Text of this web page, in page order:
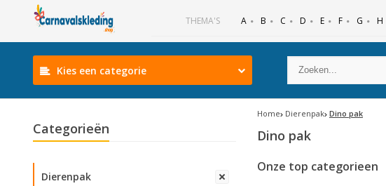
THEMA'S A B C D E F G H
Kies een categorie
Categorieën
Dierenpak
Home Dierenpak Dino pak
Dino pak
Onze top categorieen